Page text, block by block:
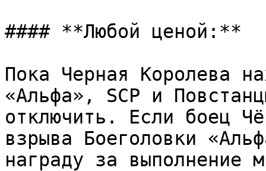
#### **Любой ценой:**
Пока Черная Королева
«Альфа», SCP и
отключить. Если боец
взрыва Боеголовки
награду за выполнение